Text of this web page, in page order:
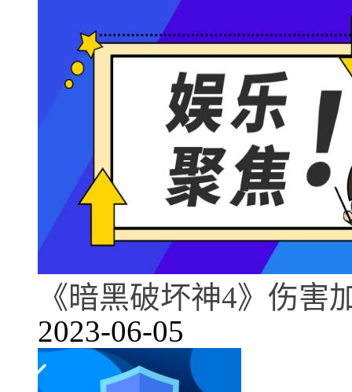
《暗黑破坏神4》伤害
2023-06-05